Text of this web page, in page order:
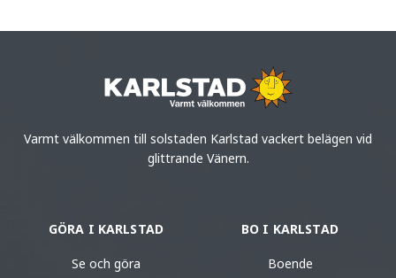
Varmt välkommen till solstaden Karlstad vackert belägen vid
glittrande Vänern.
GÖRA I KARLSTAD
Se och göra
BO I KARLSTAD
Boende